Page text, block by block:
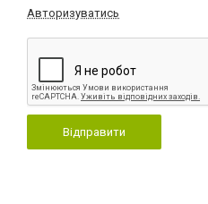
Авторизуватись
Відправити